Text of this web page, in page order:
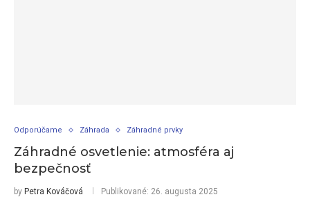
Odporúčame Záhrada Záhradné prvky
Záhradné osvetlenie: atmosféra aj
bezpečnosť
by Petra Kováčová Publikované: 26. augusta 2025